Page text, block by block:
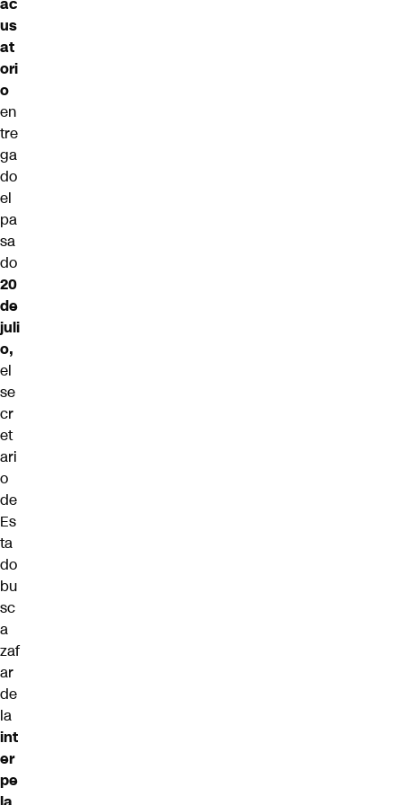
us
at
ori
o
en
tre
ga
do
el
pa
sa
do
20
de
juli
o,
el
se
cr
et
ari
o
de
Es
ta
do
bu
sc
a
zaf
ar
de
la
int
er
pe